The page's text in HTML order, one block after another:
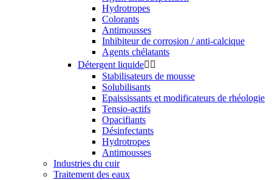
Hydrotropes
Colorants
Antimousses
Inhibiteur de corrosion / anti-calcique
Agents chélatants
Détergent liquide 
Stabilisateurs de mousse
Solubilisants
Epaississants et modificateurs de rhéologie
Tensio-actifs
Opacifiants
Désinfectants
Hydrotropes
Antimousses
Industries du cuir
Traitement des eaux